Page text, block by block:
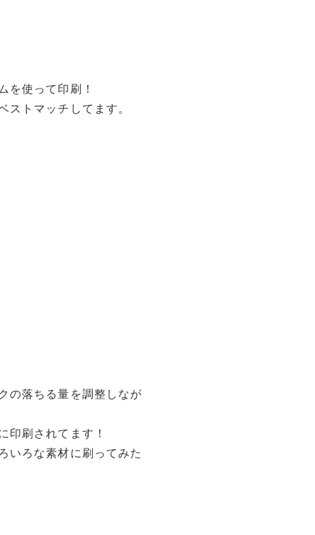
を使って印刷！
ストマッチしてます。
の落ちる量を調整しなが
印刷されてます！
いろな素材に刷ってみた